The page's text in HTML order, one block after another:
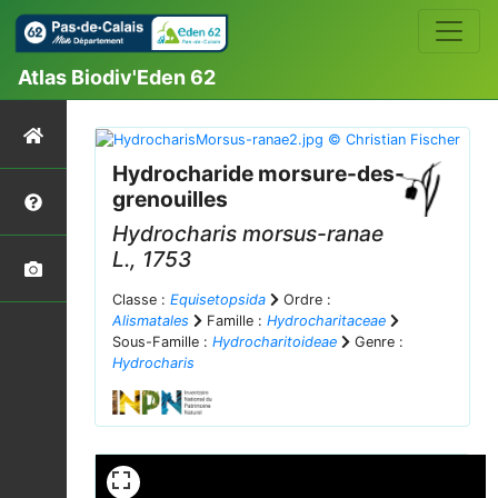
Atlas Biodiv'Eden 62
Hydrocharide morsure-des-
grenouilles
Hydrocharis morsus-ranae
L., 1753
Classe : Equisetopsida
Ordre :
Alismatales
Famille : Hydrocharitaceae
Sous-Famille : Hydrocharitoideae
Genre :
Hydrocharis